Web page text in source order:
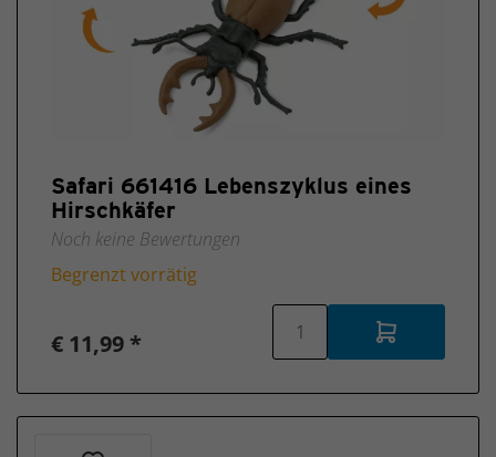
Safari 661416 Lebenszyklus eines
Hirschkäfer
Noch keine Bewertungen
Begrenzt vorrätig
€ 11,99 *